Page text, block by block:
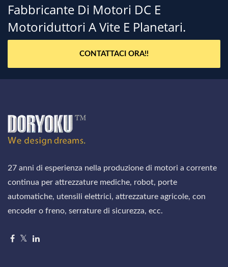
Fabbricante Di Motori DC E
Motoriduttori A Vite E Planetari.
CONTATTACI ORA!!
27 anni di esperienza nella produzione di motori a corrente
continua per attrezzature mediche, robot, porte
automatiche, utensili elettrici, attrezzature agricole, con
encoder o freno, serrature di sicurezza, ecc.